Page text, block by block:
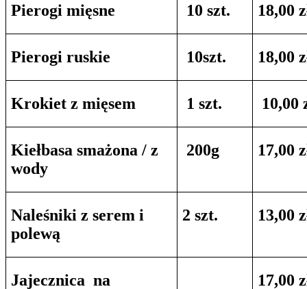
Pierogi mięsne 10 szt. 18,00
Pierogi ruskie 10szt. 18,00
Krokiet z mięsem 1 szt. 10,00
Kiełbasa smażona / z
wody
200g 17,00
Naleśniki z serem i
polewą
2 szt. 13,00
Jajecznica na
17,00